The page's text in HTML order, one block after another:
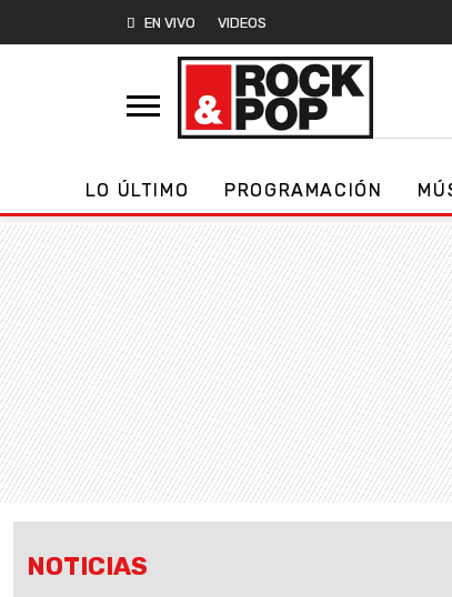
EN VIVO VIDEOS
LO ÚLTIMO PROGRAMACIÓN
NOTICIAS